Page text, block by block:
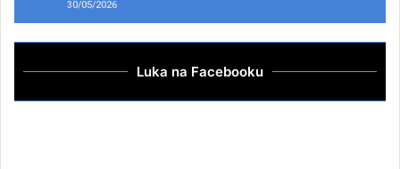
30/05/2026
Luka na Facebooku